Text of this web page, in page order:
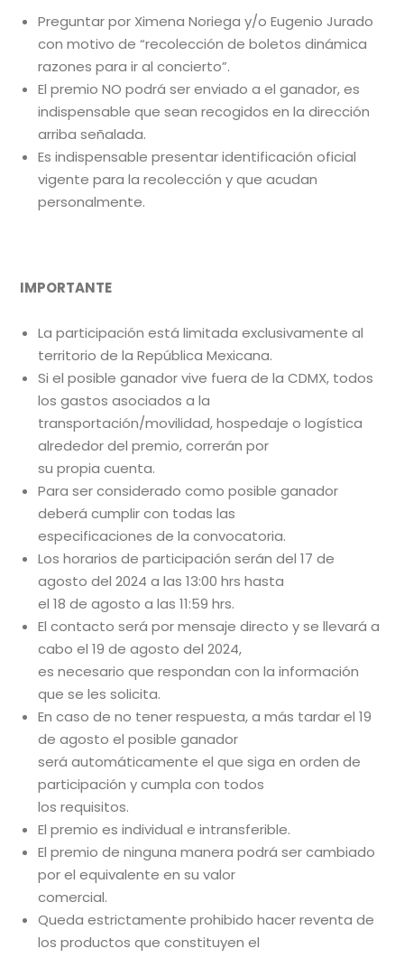
Preguntar por Ximena Noriega y/o Eugenio Jurado
con motivo de “recolección de boletos dinámica
razones para ir al concierto”.
El premio NO podrá ser enviado a el ganador, es
indispensable que sean recogidos en la dirección
arriba señalada.
Es indispensable presentar identificación oficial
vigente para la recolección y que acudan
personalmente.
IMPORTANTE
La participación está limitada exclusivamente al
territorio de la República Mexicana.
Si el posible ganador vive fuera de la CDMX, todos
los gastos asociados a la
transportación/movilidad, hospedaje o logística
alrededor del premio, correrán por
su propia cuenta.
Para ser considerado como posible ganador
deberá cumplir con todas las
especificaciones de la convocatoria.
Los horarios de participación serán del 17 de
agosto del 2024 a las 13:00 hrs hasta
el 18 de agosto a las 11:59 hrs.
El contacto será por mensaje directo y se llevará a
cabo el 19 de agosto del 2024,
es necesario que respondan con la información
que se les solicita.
En caso de no tener respuesta, a más tardar el 19
de agosto el posible ganador
será automáticamente el que siga en orden de
participación y cumpla con todos
los requisitos.
El premio es individual e intransferible.
El premio de ninguna manera podrá ser cambiado
por el equivalente en su valor
comercial.
Queda estrictamente prohibido hacer reventa de
los productos que constituyen el